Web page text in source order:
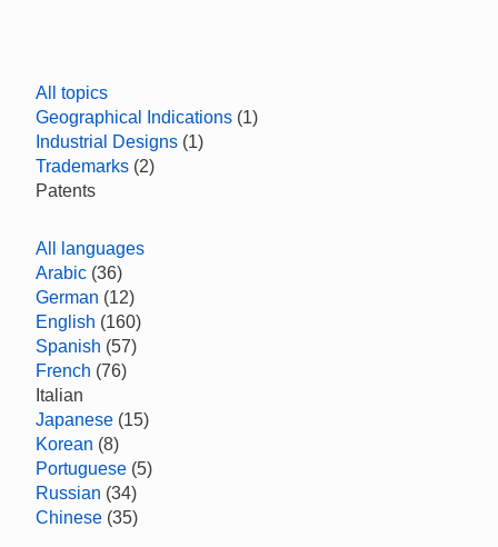
All topics
Geographical Indications (1)
Industrial Designs (1)
Trademarks (2)
Patents
All languages
Arabic (36)
German (12)
English (160)
Spanish (57)
French (76)
Italian
Japanese (15)
Korean (8)
Portuguese (5)
Russian (34)
Chinese (35)